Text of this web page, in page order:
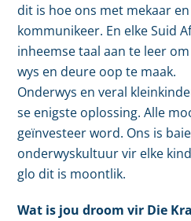
dit is hoe ons met mekaar
kommunikeer. En elke Suid
inheemse taal aan te leer
wys en deure oop te maak.
Onderwys en veral
se enigste oplossing. Alle
geïnvesteer word. Ons is
onderwyskultuur vir elke
glo dit is moontlik.
Wat is jou droom vir Die